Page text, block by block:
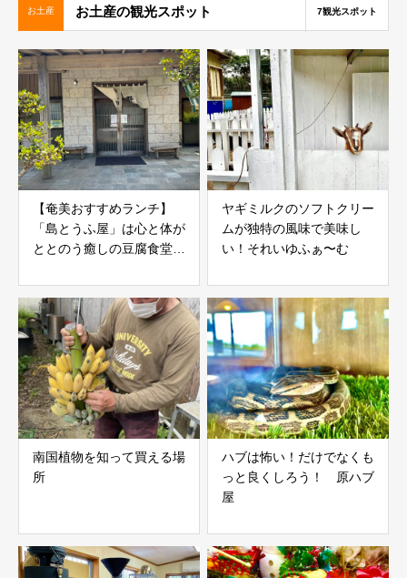
お土産 お土産の観光スポット 7観光スポット
【奄美おすすめランチ】
「島とうふ屋」は心と体が
ととのう癒しの豆腐食堂だ
ヤギミルクのソフトクリー
ムが独特の風味で美味し
い！それいゆふぁ〜む
南国植物を知って買える場
所
ハブは怖い！だけでなくも
っと良くしろう！ 原ハブ
屋